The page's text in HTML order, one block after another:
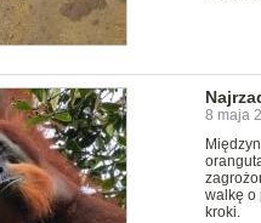
8 maja
walkę o
kroki.